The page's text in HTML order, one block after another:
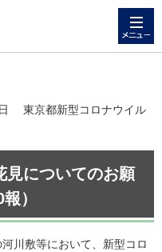
東京都新型コロナウイル
見についてのお願
）
川敷等において、新型コロ